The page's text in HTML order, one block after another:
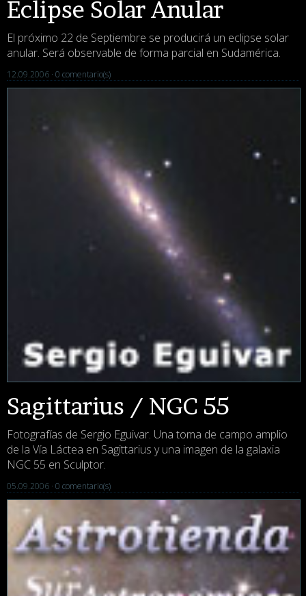
Eclipse Solar Anular
El próximo 22 de Septiembre se producirá un eclipse solar
anular. Será observable de forma parcial en Sudamérica.
12.09.2006 · 0 comentario(s)
Sagittarius / NGC 55
Fotografías de Sergio Eguivar. Una toma de campo amplio
de la Vía Láctea en Sagittarius y una imagen de la galaxia
NGC 55 en Sculptor.
05.09.2006 · 0 comentario(s)